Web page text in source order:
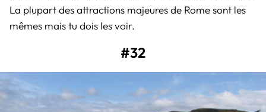
La plupart des attractions majeures de Rome sont les
mêmes mais tu dois les voir.
#32